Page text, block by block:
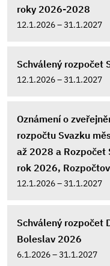
roky 2026-2028
12.1.2026 – 31.1.2027
Schválený rozpočet
12.1.2026 – 31.1.2027
Oznámení o
rozpočtu Svazku
až 2028 a Rozpočet
rok 2026,
12.1.2026 – 31.1.2027
Schválený rozpočet
Boleslav 2026
6.1.2026 – 31.1.2027